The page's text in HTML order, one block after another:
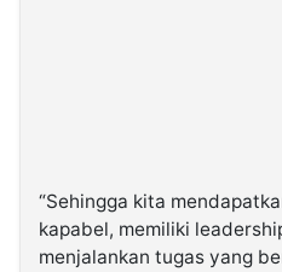
“Sehingga kita
kapabel, memiliki
menjalankan tugas yang